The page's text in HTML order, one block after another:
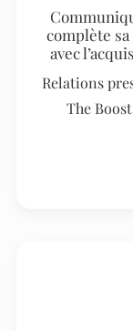
complète
avec
Relations
The